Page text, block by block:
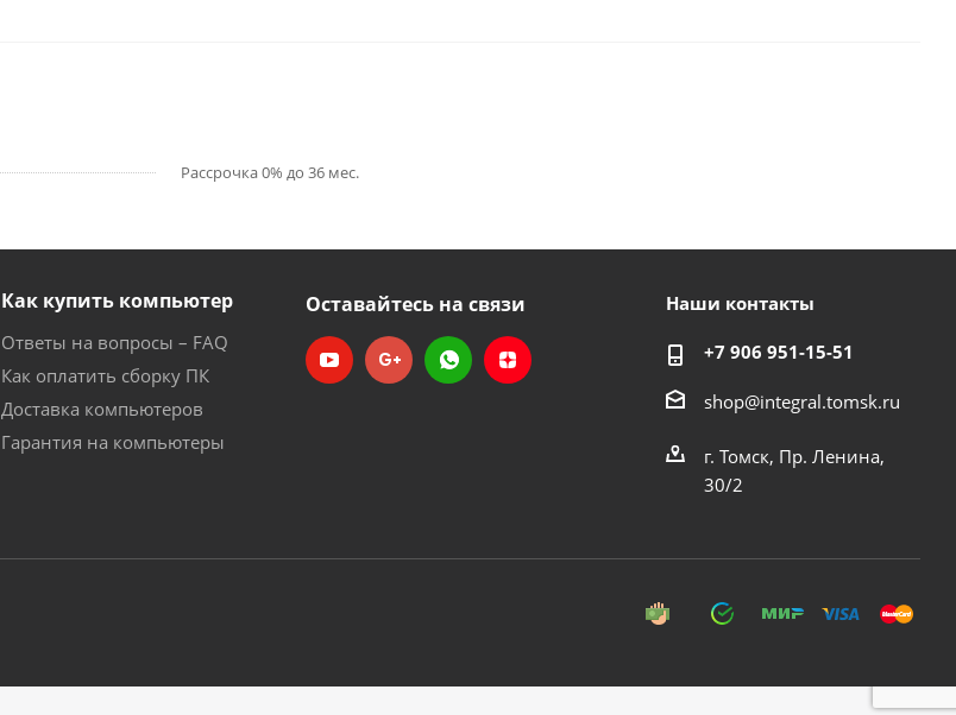
Рассрочка 0% до 36 мес.
Как купить компьютер
Ответы на вопросы – FAQ
Как оплатить сборку ПК
Доставка компьютеров
Гарантия на компьютеры
Оставайтесь на связи Наши контакты
+7 906 951-15-51
shop@integral.tomsk.ru
г. Томск, Пр. Ленина,
30/2